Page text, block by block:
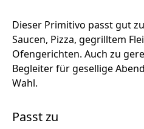
Dieser Primitivo passt gut
Saucen, Pizza, gegrilltem
Ofengerichten. Auch zu
Begleiter für gesellige
Wahl.
Passt zu